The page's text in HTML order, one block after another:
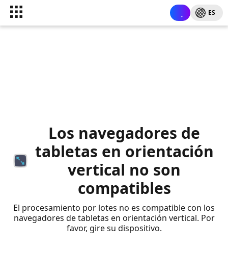
ES
Los navegadores de
tabletas en orientación
vertical no son
compatibles
El procesamiento por lotes no es compatible con los
navegadores de tabletas en orientación vertical. Por
favor, gire su dispositivo.